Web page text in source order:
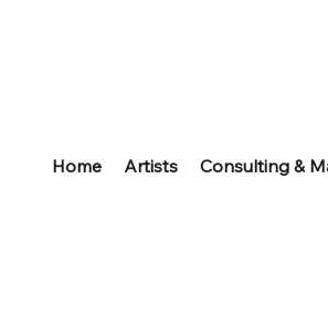
Home Artists Consulting &